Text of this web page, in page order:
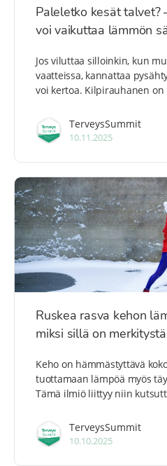
Paleletko kesät talvet?
voi vaikuttaa lämmön
Jos viluttaa silloinkin, kun
vaatteissa, kannattaa
voi kertoa. Kilpirauhanen on
TerveysSummit
10.11.2025
Ruskea rasva kehon
miksi sillä on
Keho on hämmästyttävä
tuottamaan lämpöä myös
Tämä ilmiö liittyy niin
TerveysSummit
10.10.2025